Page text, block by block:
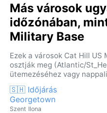
Más városok
időzónában,
Military Base
Ezek a városok Cat Hill
osztják meg (Atlantic/
ütemezéséhez vagy
🇸🇭 Időjárás
Georgetown
Szent Ilona